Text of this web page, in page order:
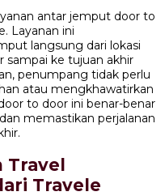
antar jemput door to
Layanan ini
langsung dari lokasi
sampai ke tujuan akhir
penumpang tidak perlu
atau mengkhawatirkan
to door ini benar-benar
memastikan perjalanan
Travel
Travele